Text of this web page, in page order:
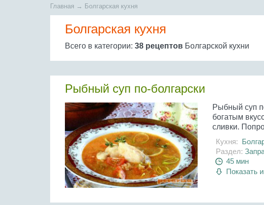
Главная → Болгарская кухня
Болгарская кухня
Всего в категории: 38 рецептов Болгарской кухни
Рыбный суп по-болгарски
Рыбный суп
богатым
сливки.
Кухня:
Раздел:
45 мин
Показать